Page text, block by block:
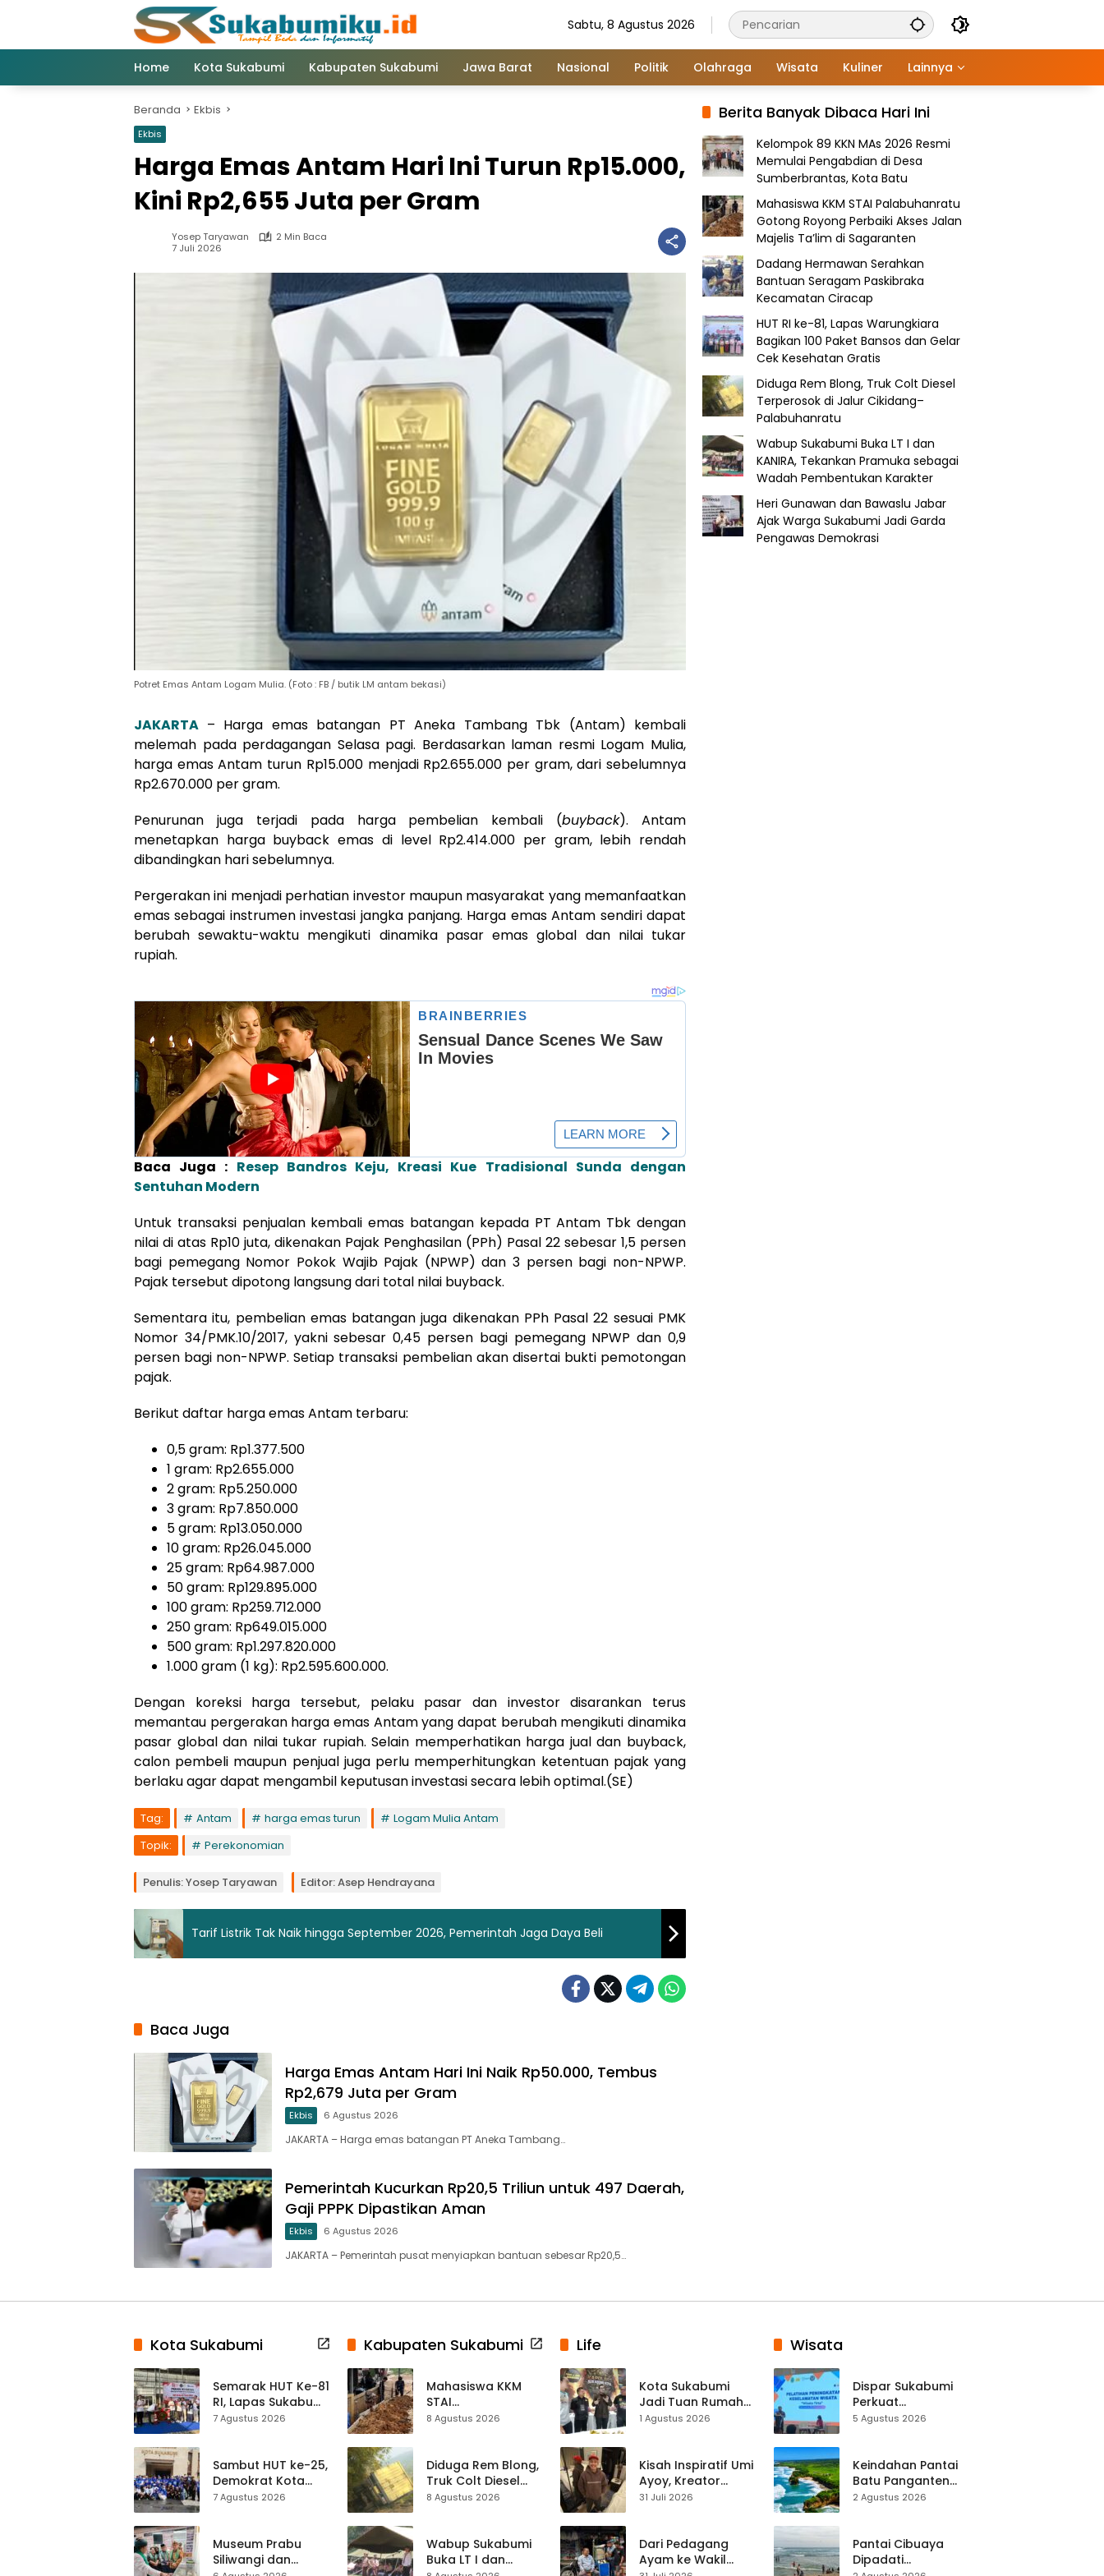
Sabtu, 8 Agustus 2026
Home Kota Sukabumi Kabupaten Sukabumi Jawa Barat Nasional Politik Olahraga Wisata Kuliner Lainnya
Beranda Ekbis
Ekbis
Harga Emas Antam Hari Ini Turun Rp15.000,
Kini Rp2,655 Juta per Gram
Yosep Taryawan
2 Min Baca
7 Juli 2026
Potret Emas Antam Logam Mulia. (Foto : FB / butik LM antam bekasi)
JAKARTA – Harga emas batangan PT Aneka Tambang Tbk (Antam) kembali
melemah pada perdagangan Selasa pagi. Berdasarkan laman resmi Logam Mulia,
harga emas Antam turun Rp15.000 menjadi Rp2.655.000 per gram, dari sebelumnya
Rp2.670.000 per gram.
Penurunan juga terjadi pada harga pembelian kembali (buyback). Antam
menetapkan harga buyback emas di level Rp2.414.000 per gram, lebih rendah
dibandingkan hari sebelumnya.
Pergerakan ini menjadi perhatian investor maupun masyarakat yang memanfaatkan
emas sebagai instrumen investasi jangka panjang. Harga emas Antam sendiri dapat
berubah sewaktu-waktu mengikuti dinamika pasar emas global dan nilai tukar
rupiah.
Baca Juga : Resep Bandros Keju, Kreasi Kue Tradisional Sunda dengan
Sentuhan Modern
Untuk transaksi penjualan kembali emas batangan kepada PT Antam Tbk dengan
nilai di atas Rp10 juta, dikenakan Pajak Penghasilan (PPh) Pasal 22 sebesar 1,5 persen
bagi pemegang Nomor Pokok Wajib Pajak (NPWP) dan 3 persen bagi non-NPWP.
Pajak tersebut dipotong langsung dari total nilai buyback.
Sementara itu, pembelian emas batangan juga dikenakan PPh Pasal 22 sesuai PMK
Nomor 34/PMK.10/2017, yakni sebesar 0,45 persen bagi pemegang NPWP dan 0,9
persen bagi non-NPWP. Setiap transaksi pembelian akan disertai bukti pemotongan
pajak.
Berikut daftar harga emas Antam terbaru:
0,5 gram: Rp1.377.500
1 gram: Rp2.655.000
2 gram: Rp5.250.000
3 gram: Rp7.850.000
5 gram: Rp13.050.000
10 gram: Rp26.045.000
25 gram: Rp64.987.000
50 gram: Rp129.895.000
100 gram: Rp259.712.000
250 gram: Rp649.015.000
500 gram: Rp1.297.820.000
1.000 gram (1 kg): Rp2.595.600.000.
Dengan koreksi harga tersebut, pelaku pasar dan investor disarankan terus
memantau pergerakan harga emas Antam yang dapat berubah mengikuti dinamika
pasar global dan nilai tukar rupiah. Selain memperhatikan harga jual dan buyback,
calon pembeli maupun penjual juga perlu memperhitungkan ketentuan pajak yang
berlaku agar dapat mengambil keputusan investasi secara lebih optimal.(SE)
Tag: Antam harga emas turun
Logam Mulia Antam
Topik:
Perekonomian
Penulis: Yosep Taryawan Editor: Asep Hendrayana
Tarif Listrik Tak Naik hingga September 2026, Pemerintah Jaga Daya Beli
Baca Juga
Harga Emas Antam Hari Ini Naik Rp50.000, Tembus
Rp2,679 Juta per Gram
Ekbis 6 Agustus 2026
JAKARTA – Harga emas batangan PT Aneka Tambang…
Pemerintah Kucurkan Rp20,5 Triliun untuk 497 Daerah,
Gaji PPPK Dipastikan Aman
Ekbis 6 Agustus 2026
JAKARTA – Pemerintah pusat menyiapkan bantuan sebesar Rp20,5…
Berita Banyak Dibaca Hari Ini
Kelompok 89 KKN MAs 2026 Resmi
Memulai Pengabdian di Desa
Sumberbrantas, Kota Batu
Mahasiswa KKM STAI Palabuhanratu
Gotong Royong Perbaiki Akses Jalan
Majelis Ta’lim di Sagaranten
Dadang Hermawan Serahkan
Bantuan Seragam Paskibraka
Kecamatan Ciracap
HUT RI ke-81, Lapas Warungkiara
Bagikan 100 Paket Bansos dan Gelar
Cek Kesehatan Gratis
Diduga Rem Blong, Truk Colt Diesel
Terperosok di Jalur Cikidang–
Palabuhanratu
Wabup Sukabumi Buka LT I dan
KANIRA, Tekankan Pramuka sebagai
Wadah Pembentukan Karakter
Heri Gunawan dan Bawaslu Jabar
Ajak Warga Sukabumi Jadi Garda
Pengawas Demokrasi
Kota Sukabumi
Semarak HUT Ke-81
RI, Lapas Sukabumi
Resmi Gelar Pekan
7 Agustus 2026
Sambut HUT ke-25,
Demokrat Kota
Sukabumi
ASRI Lewat Aksi
Bersih Masjid
7 Agustus 2026
Museum Prabu
Siliwangi dan
Kabupaten Sukabumi
Mahasiswa KKM
STAI
Palabuhanratu
Jalan Majelis Ta’lim
di Sagaranten
8 Agustus 2026
Diduga Rem Blong,
Truk Colt Diesel
Terperosok di Jalur
8 Agustus 2026
Wabup Sukabumi
Buka LT I dan
Life
Kota Sukabumi
Jadi Tuan Rumah
Kontes Batu Akik
1 Agustus 2026
Kisah Inspiratif Umi
Ayoy, Kreator
TikTok Asal
Live Streaming
31 Juli 2026
Dari Pedagang
Ayam ke Wakil
Wisata
Dispar Sukabumi
Perkuat
Keselamatan
Mitigasi hingga
Teknik Evakuasi
5 Agustus 2026
Keindahan Pantai
Batu Panganten
Mulai Dilirik
2 Agustus 2026
Pantai Cibuaya
Dipadati